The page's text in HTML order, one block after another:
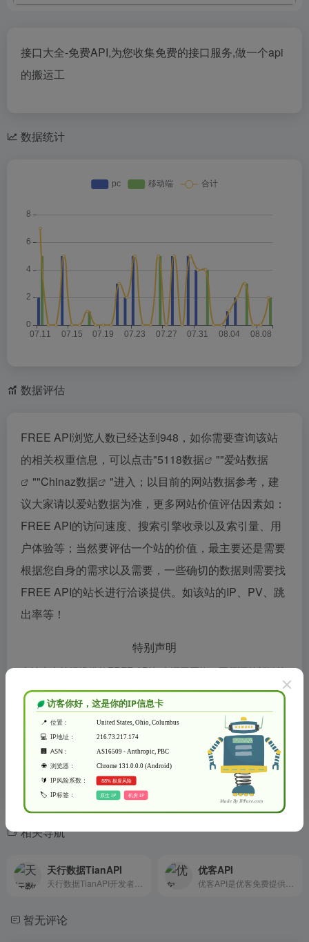
接口大全-免费API,为您收集免费的接口服务,做一个api
的搬运工
数据统计
数据评估
FREE API浏览人数已经达到948，如你需要查询该站
的相关权重信息，可以点击"5118数据 ""爱站数据
""Chinaz数据
"进入；以目前的网站数据参考，建
议大家请以爱站数据为准，更多网站价值评估因素如：
FREE API的访问速度、搜索引擎收录以及索引量、用
户体验等；当然要评估一个站的价值，最主要还是需要
根据您自身的需求以及需要，一些确切的数据则需要找
FREE API的站长进行洽谈提供。如该站的IP、PV、跳
出率等！
特别声明
本站水木纱纪提供的FREE API都来源于网络，不保证外部链接
的准确性和完整性，同时，对于该外部链接的指向，不由水木
纱纪实际控制，在2022年11月14日 下午8:12收录时，该网页
上的内容，都属于合规合法，后期网页的内容如出现违规，可
以直接联系网站管理员进行删除，水木纱纪不承担任何责任。
水木纱纪致力于优质、实用的网络站点资源收集与分享！
相关导航
天行数据TianAPI 优客API
暂无评论